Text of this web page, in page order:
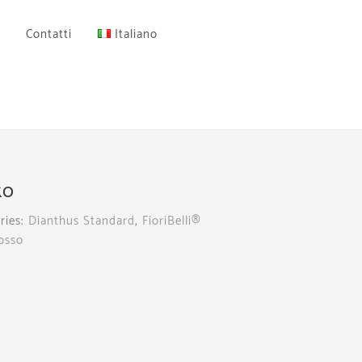
Contatti Italiano
Dianthus Standard, FioriBelli®